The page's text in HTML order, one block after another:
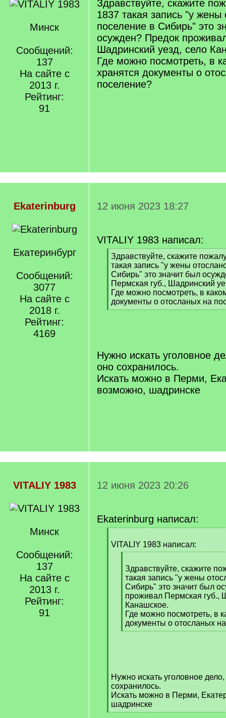
Минск
Сообщений:
137
На сайте с
2013 г.
Рейтинг:
91
Здравствуйте, скажите
1837 такая запись "у жены
поселение в Сибирь" это
осужден? Предок
Шадринский уезд, село
Где можно посмотреть, в
хранятся документы о
поселение?
Ekaterinburg
Екатеринбург
Сообщений:
3077
На сайте с
2018 г.
Рейтинг:
4169
12 июня 2023 18:27
VITALIY 1983 написал:
[
q
]
Здравствуйте, скажите
такая запись "у жены
Сибирь" это значит был
Пермская губ., Шадринский
Где можно посмотреть, в
документы о отосланых на
[
Нужно искать уголовное
оно сохранилось.
Искать можно в Перми,
возможно, шадринске
VITALIY 1983
Минск
Сообщений:
137
На сайте с
2013 г.
Рейтинг:
91
12 июня 2023 20:26
Ekaterinburg написал:
q
VITALIY 1983 написал:
q
]
Здравствуйте, скажите
такая запись "у жены
Сибирь" это значит был
проживал Пермская губ.,
Канашское.
Где можно посмотреть, в
документы о отосланых
[
Нужно искать уголовное
сохранилось.
Искать можно в Перми,
шадринске
[